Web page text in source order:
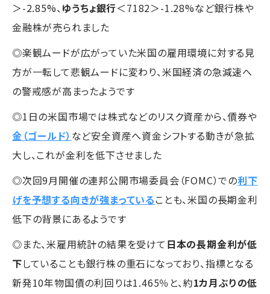
＞-2.85%、ゆうちょ銀行＜7182＞-1.28%など銀行株や
金融株が売られました
◎楽観ムードが広がっていた米国の雇用環境に対する見
方が一転して悲観ムードに変わり、米国経済の急減速へ
の警戒感が高まったようです
◎1日の米国市場では株式などのリスク資産から、債券や
金（ゴールド） など安全資産へ資金シフトする動きが急拡
大し、これが金利を低下させました
◎次回9月開催の連邦公開市場委員会（FOMC）での利下
げを予想する向きが強まっていることも、米国の長期金利
低下の背景にあるようです
◎また、米雇用統計の結果を受けて 日本の長期金利が低
下していることも銀行株の重石になっており、指標となる
新発10年物国債の利回りは1.465％と、約1カ月ぶりの低